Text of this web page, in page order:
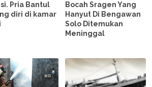
Pria Bantul
diri di kamar
Bocah Sragen Yang
Hanyut Di Bengawan
Solo Ditemukan
Meninggal